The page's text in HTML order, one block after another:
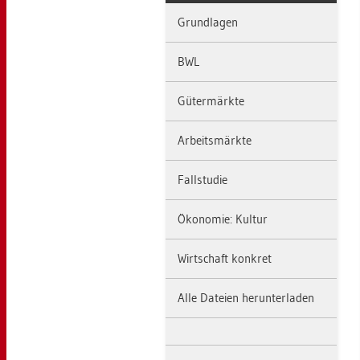
Grund­la­gen
BWL
Gü­ter­märk­te
Ar­beits­märk­te
Fall­stu­die
Öko­no­mie: Kul­tur
Wirt­schaft kon­kret
Alle Da­tei­en her­un­ter­la­den